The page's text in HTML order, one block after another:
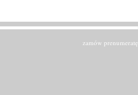
zamów prenumeratę